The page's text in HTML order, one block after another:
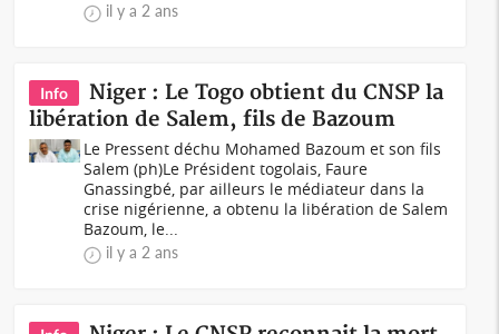
il y a 2 ans
Info
Niger : Le Togo obtient du CNSP la
libération de Salem, fils de Bazoum
Le Pressent déchu Mohamed Bazoum et son fils
Salem (ph)Le Président togolais, Faure
Gnassingbé, par ailleurs le médiateur dans la
crise nigérienne, a obtenu la libération de Salem
Bazoum, le...
il y a 2 ans